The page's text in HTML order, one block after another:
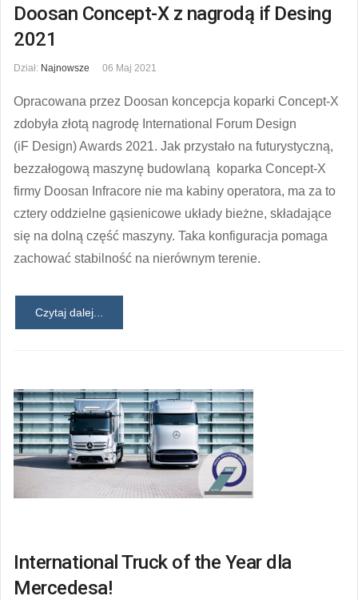
Doosan Concept-X z nagrodą if Desing
2021
Dział: Najnowsze 06 Maj 2021
Opracowana przez Doosan koncepcja koparki Concept-X
zdobyła złotą nagrodę International Forum Design
(iF Design) Awards 2021. Jak przystało na futurystyczną,
bezzałogową maszynę budowlaną koparka Concept-X
firmy Doosan Infracore nie ma kabiny operatora, ma za to
cztery oddzielne gąsienicowe układy bieżne, składające
się na dolną część maszyny. Taka konfiguracja pomaga
zachować stabilność na nierównym terenie.
Czytaj dalej...
International Truck of the Year dla
Mercedesa!